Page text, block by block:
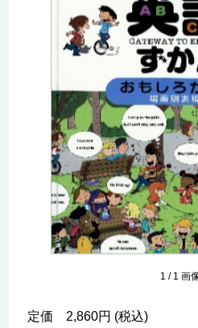
1 / 1 画
定価 2,860円 (税込)